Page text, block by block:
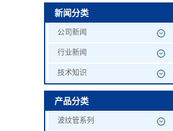
新闻分类
公司新闻
行业新闻
技术知识
产品分类
波纹管系列